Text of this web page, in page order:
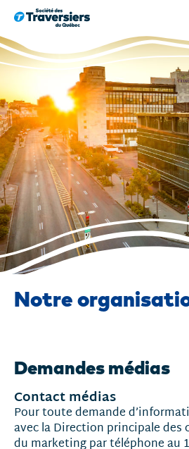
Passer
au
contenu
Notre
et
communiqués
Demandes médias
Contact médias
Pour toute demande
avec la Direction principale
du marketing par téléphone au 1